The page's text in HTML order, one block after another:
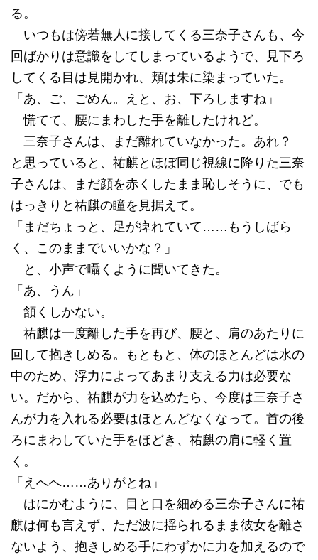
る。
いつもは傍若無人に接してくる三奈子さんも、今
回ばかりは意識をしてしまっているようで、見下ろ
してくる目は見開かれ、頬は朱に染まっていた。
「あ、ご、ごめん。えと、お、下ろしますね」
慌てて、腰にまわした手を離したけれど。
三奈子さんは、まだ離れていなかった。あれ？
と思っていると、祐麒とほぼ同じ視線に降りた三奈
子さんは、まだ顔を赤くしたまま恥しそうに、でも
はっきりと祐麒の瞳を見据えて。
「まだちょっと、足が痺れていて……もうしばら
く、このままでいいかな？」
と、小声で囁くように聞いてきた。
「あ、うん」
頷くしかない。
祐麒は一度離した手を再び、腰と、肩のあたりに
回して抱きしめる。もともと、体のほとんどは水の
中のため、浮力によってあまり支える力は必要な
い。だから、祐麒が力を込めたら、今度は三奈子さ
んが力を入れる必要はほとんどなくなって。首の後
ろにまわしていた手をほどき、祐麒の肩に軽く置
く。
「えへへ……ありがとね」
はにかむように、目と口を細める三奈子さんに祐
麒は何も言えず、ただ波に揺られるまま彼女を離さ
ないよう、抱きしめる手にわずかに力を加えるので